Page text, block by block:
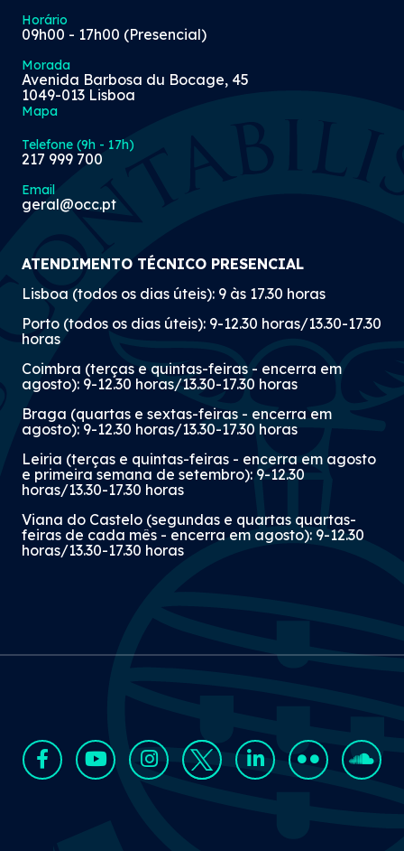
Horário
09h00 - 17h00 (Presencial)
Morada
Avenida Barbosa du Bocage, 45
1049-013 Lisboa
Mapa
Telefone (9h - 17h)
217 999 700
Email
geral@occ.pt
ATENDIMENTO TÉCNICO PRESENCIAL
Lisboa (todos os dias úteis): 9 às 17.30 horas
Porto (todos os dias úteis): 9-12.30 horas/13.30-17.30
horas
Coimbra (terças e quintas-feiras - encerra em
agosto): 9-12.30 horas/13.30-17.30 horas
Braga (quartas e sextas-feiras - encerra em
agosto): 9-12.30 horas/13.30-17.30 horas
Leiria (terças e quintas-feiras - encerra em agosto
e primeira semana de setembro): 9-12.30
horas/13.30-17.30 horas
Viana do Castelo (segundas e quartas quartas-
feiras de cada mês - encerra em agosto): 9-12.30
horas/13.30-17.30 horas